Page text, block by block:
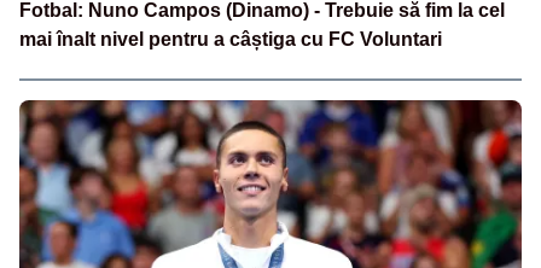
Fotbal: Nuno Campos (Dinamo) - Trebuie să fim la cel
mai înalt nivel pentru a câștiga cu FC Voluntari